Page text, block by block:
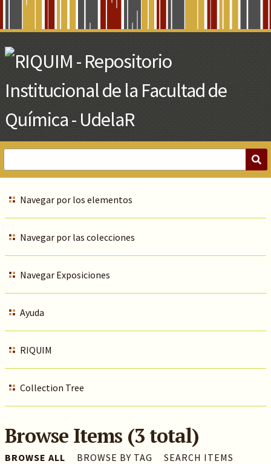
Main
Content
Navegar por los elementos
Navegar por las colecciones
Navegar Exposiciones
Ayuda
RIQUIM
Collection Tree
Browse Items (3 total)
BROWSE ALL BROWSE BY TAG SEARCH ITEMS